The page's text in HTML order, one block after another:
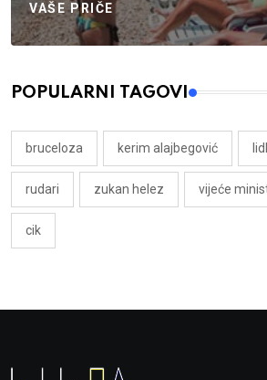
VAŠE PRIČE
POPULARNI TAGOVI
bruceloza kerim alajbegović lidl
rudari zukan helez vijeće
cik